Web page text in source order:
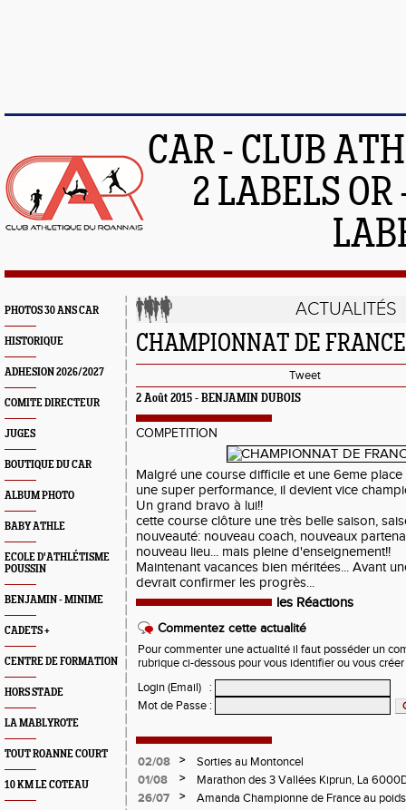
CAR - CLUB
2 LABELS
PHOTOS 30 ANS CAR
HISTORIQUE
ADHESION 2026/2027
COMITE DIRECTEUR
JUGES
BOUTIQUE DU CAR
ALBUM PHOTO
BABY ATHLE
ECOLE D'ATHLÉTISME
POUSSIN
BENJAMIN - MINIME
CADETS +
CENTRE DE FORMATION
HORS STADE
LA MABLYROTE
TOUT ROANNE COURT
10 KM LE COTEAU
ACTUALITÉS
CHAMPIONNAT DE
Tweet
2 Août 2015 - BENJAMIN DUBOIS
COMPETITION
Malgré une course difficile et une 6eme
une super performance, il devient vice
Un grand bravo à lui!!
cette course clôture une très belle saison,
nouveauté: nouveau coach, nouveaux
nouveau lieu... mais pleine d'enseignement!!
Maintenant vacances bien méritées... Avant
devrait confirmer les progrès...
les Réactions
Commentez cette actualité
Pour commenter une actualité il faut posséder un
rubrique ci-dessous pour vous identifier ou vous
Login (Email)
:
Mot de Passe :
02/08 >
Sorties au Montoncel
01/08
>
Marathon des 3 Vallées Kiprun, La
Verticale d'Orcières, St Augustin
26/07 >
Amanda Championne de France au poids